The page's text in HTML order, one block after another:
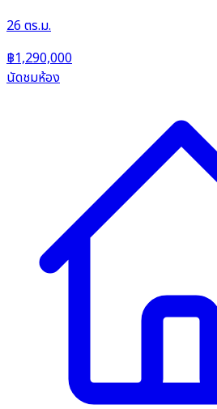
26 ตร.ม.
฿1,290,000
นัดชมห้อง